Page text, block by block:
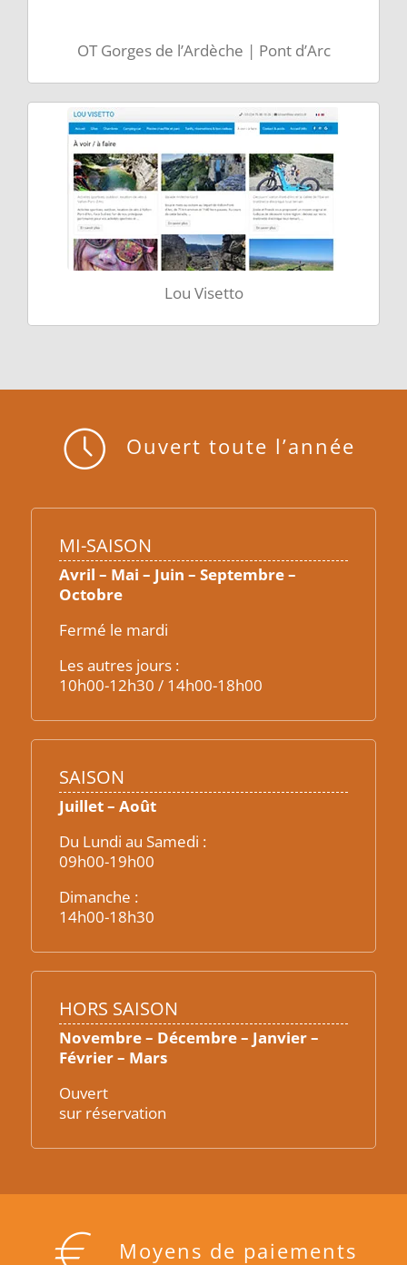
OT Gorges de l’Ardèche | Pont d’Arc
Lou Visetto
Ouvert toute l’année
MI-SAISON
Avril – Mai – Juin – Septembre –
Octobre
Fermé le mardi
Les autres jours :
10h00-12h30 / 14h00-18h00
SAISON
Juillet – Août
Du Lundi au Samedi :
09h00-19h00
Dimanche :
14h00-18h30
HORS SAISON
Novembre – Décembre – Janvier –
Février – Mars
Ouvert
sur réservation
Moyens de paiements